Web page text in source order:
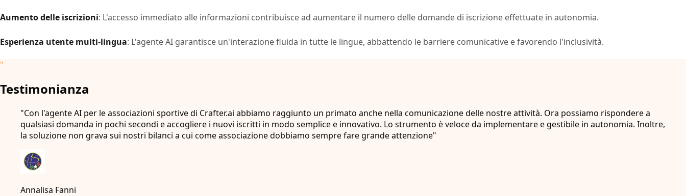
Aumento delle iscrizioni: L'accesso immediato alle informazioni contribuisce ad aumentare il numero delle domande di iscrizione effettuate in autonomia.
Esperienza utente multi-lingua: L'agente AI garantisce un'interazione fluida in tutte le lingue, abbattendo le barriere comunicative e favorendo l'inclusività.
"
Testimonianza
"Con l'agente AI per le associazioni sportive di Crafter.ai abbiamo raggiunto un primato anche nella comunicazione delle nostre attività. Ora possiamo rispondere a
qualsiasi domanda in pochi secondi e accogliere i nuovi iscritti in modo semplice e innovativo. Lo strumento è veloce da implementare e gestibile in autonomia. Inoltre,
la soluzione non grava sui nostri bilanci a cui come associazione dobbiamo sempre fare grande attenzione"
Annalisa Fanni